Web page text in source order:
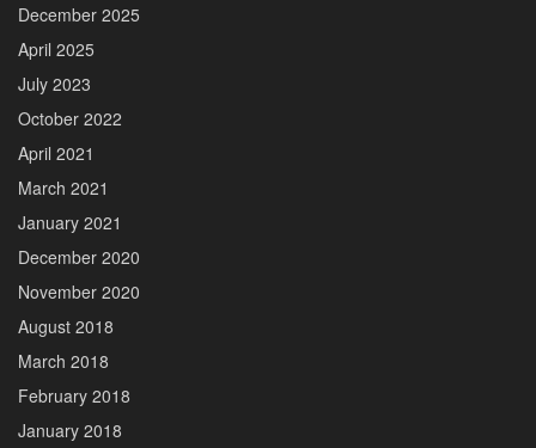
December 2025
April 2025
July 2023
October 2022
April 2021
March 2021
January 2021
December 2020
November 2020
August 2018
March 2018
February 2018
January 2018